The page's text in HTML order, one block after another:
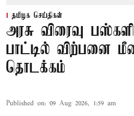
தமிழக செய்திகள்
அரசு விரைவு
பாட்டில் விற்பனை
தொடக்கம்
Published on: 09 Aug 2026, 1:59 am